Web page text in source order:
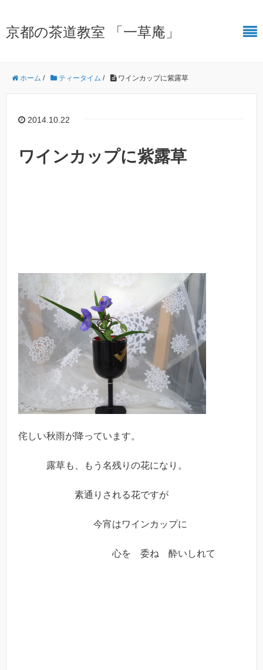
京都の茶道教室 「一草庵」
ホーム / ティータイム / ワインカップに紫露草
2014.10.22
ワインカップに紫露草
侘しい秋雨が降っています。
露草も、もう名残りの花になり。
素通りされる花ですが
今宵はワインカップに
心を 委ね 酔いしれて